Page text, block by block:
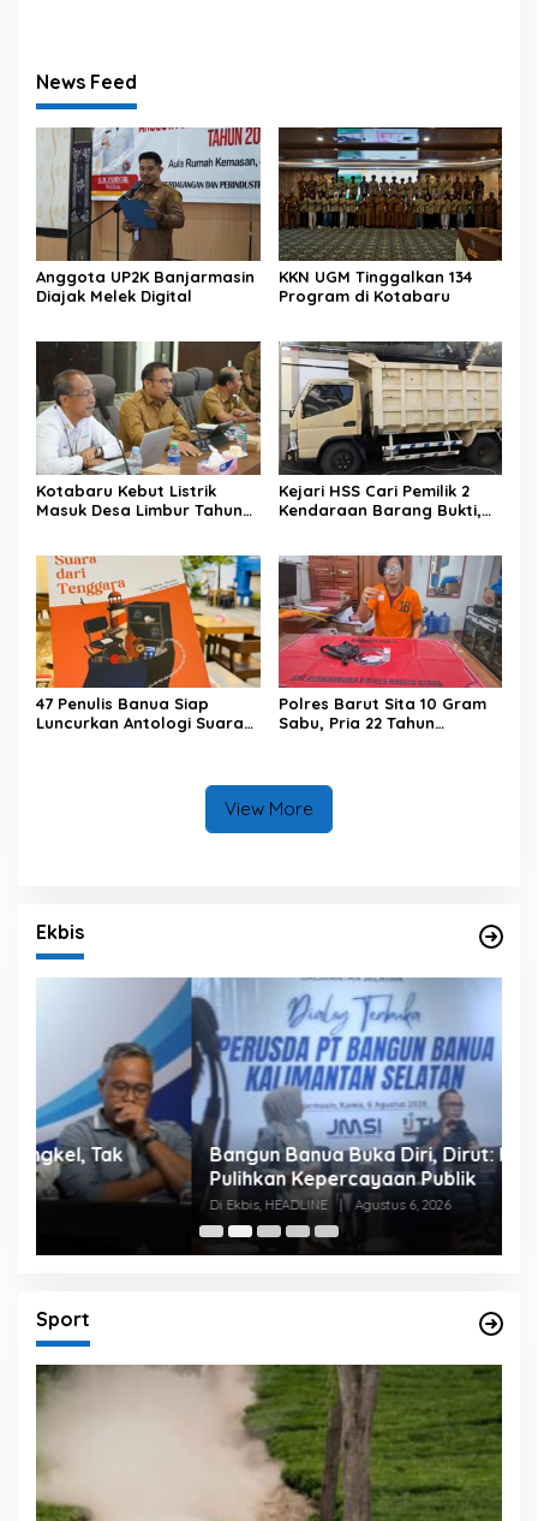
News Feed
Anggota UP2K Banjarmasin
Diajak Melek Digital
KKN UGM Tinggalkan 134
Program di Kotabaru
Kotabaru Kebut Listrik
Masuk Desa Limbur Tahun
Kejari HSS Cari Pemilik 2
Kendaraan Barang Bukti,
47 Penulis Banua Siap
Luncurkan Antologi Suara
Polres Barut Sita 10 Gram
Sabu, Pria 22 Tahun
View More
Ekbis
Bangun Banua Buka Diri, Dirut: Kami Ingin
Pulihkan Kepercayaan Publik
Di Ekbis, HEADLINE | Agustus 6, 2026
Sport